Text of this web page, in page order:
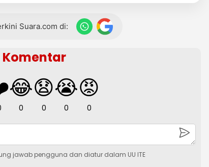
Suara.com di:
Komentar
😂
0
😧
0
😭
0
😡
0
jawab pengguna dan diatur dalam UU ITE